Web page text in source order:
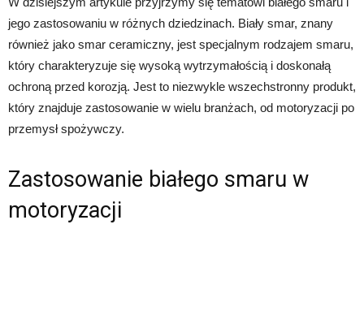
jego zastosowaniu w różnych dziedzinach. Biały smar, znany
również jako smar ceramiczny, jest specjalnym rodzajem smaru,
który charakteryzuje się wysoką wytrzymałością i doskonałą
ochroną przed korozją. Jest to niezwykle wszechstronny produkt,
który znajduje zastosowanie w wielu branżach, od motoryzacji po
przemysł spożywczy.
Zastosowanie białego smaru w
motoryzacji